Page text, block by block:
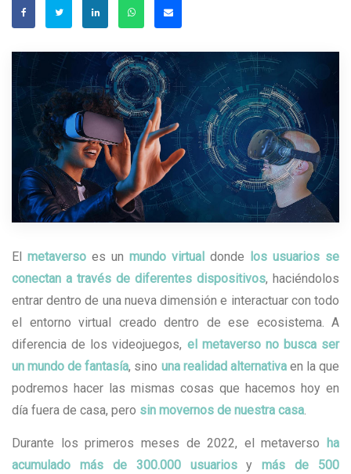
El metaverso es un mundo virtual donde
los usuarios se
conectan a través de diferentes dispositivos, haciéndolos
entrar dentro de una nueva dimensión e interactuar con todo
el entorno virtual creado dentro de ese ecosistema. A
diferencia de los videojuegos, el metaverso no busca ser
un mundo de fantasía, sino una realidad alternativaen la que
podremos hacer las mismas cosas que hacemos hoy en
día fuera de casa, pero sin movernos de nuestra casa.
Durante los primeros meses de 2022, el metaverso ha
acumulado más de 300.000 usuariosymás de 500